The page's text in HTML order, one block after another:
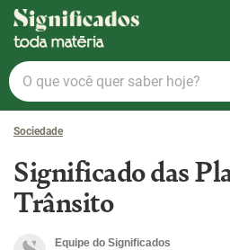
Significados
O
que
você
quer
hoje?
Sociedade
Significado das
Trânsito
Equipe do Significados